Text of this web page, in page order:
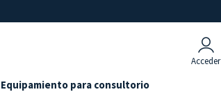
Acceder
Equipamiento para consultorio